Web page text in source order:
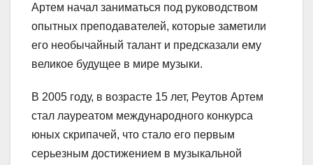
Артем начал заниматься под руководством
опытных преподавателей, которые заметили
его необычайный талант и предсказали ему
великое будущее в мире музыки.
В 2005 году, в возрасте 15 лет, Реутов Артем
стал лауреатом международного конкурса
юных скрипачей, что стало его первым
серьезным достижением в музыкальной